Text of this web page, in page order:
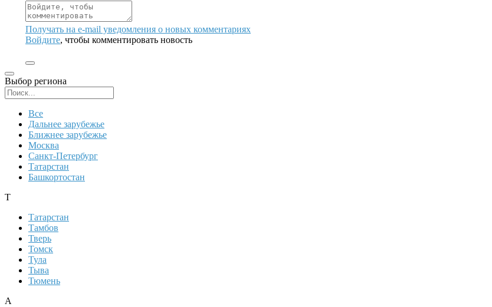
Получать на e‑mail уведомления о новых комментариях
Войдите, чтобы комментировать новость
Выбор региона
Все
Дальнее зарубежье
Ближнее зарубежье
Москва
Санкт-Петербург
Татарстан
Башкортостан
Т
Татарстан
Тамбов
Тверь
Томск
Тула
Тыва
Тюмень
А